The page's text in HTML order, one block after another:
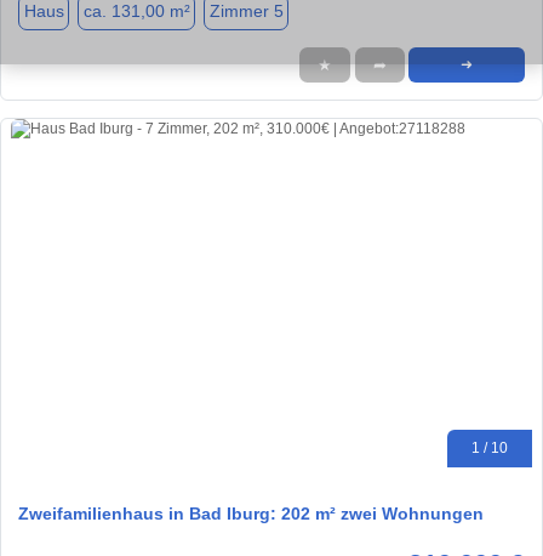
Haus ca. 131,00 m² Zimmer 5
★ ➦ ➜
1 / 10
Zweifamilienhaus in Bad Iburg: 202 m² zwei Wohnungen